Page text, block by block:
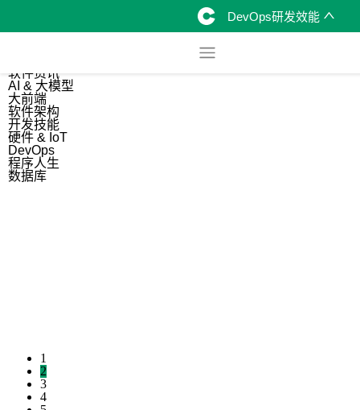
DevOps研发效能
软件资讯
AI & 大模型
大前端
软件架构
开发技能
硬件 & IoT
DevOps
程序人生
数据库
1
2
3
4